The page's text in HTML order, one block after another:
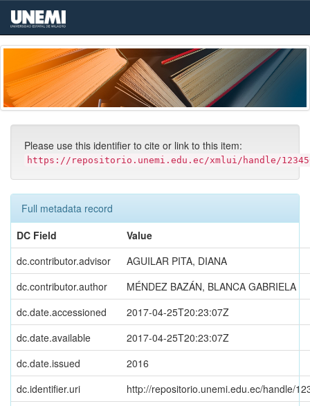
Skip
navigation
Please use this identifier to cite or link to this item:
https://repositorio.unemi.edu.ec/xmlui/handle/
Full metadata record
DC Field
Value
dc.contributor.advisor
AGUILAR PITA, DIANA
dc.contributor.author
MÉNDEZ BAZÁN, BLANCA GABRIELA
dc.date.accessioned
2017-04-25T20:23:07Z
dc.date.available
2017-04-25T20:23:07Z
dc.date.issued
2016
dc.identifier.uri
http://repositorio.unemi.edu.ec/handle/